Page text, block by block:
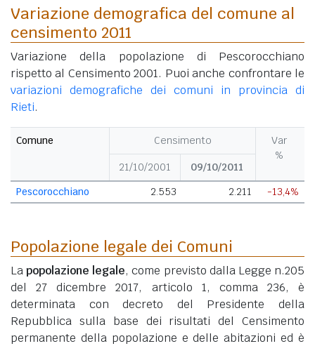
Variazione demografica del comune al
censimento 2011
Variazione della popolazione di Pescorocchiano
rispetto al Censimento 2001. Puoi anche confrontare le
variazioni demografiche dei comuni in provincia di
Rieti.
Comune Censimento
Var
%
21/10/2001
09/10/2011
Pescorocchiano
2.553 2.211 -13,4%
Popolazione legale dei Comuni
Lapopolazione legale, come previsto dalla Legge n.205
del 27 dicembre 2017, articolo 1, comma 236, è
determinata con decreto del Presidente della
Repubblica sulla base dei risultati del Censimento
permanente della popolazione e delle abitazioni ed è